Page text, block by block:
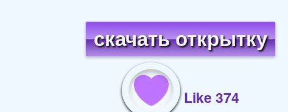
скачать открытку
Like 374